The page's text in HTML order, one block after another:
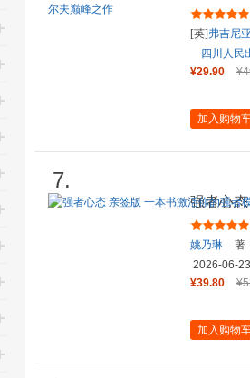
享帆布
[英]弗吉尼
四川人民
¥29.90
加入购物
7.
强者心
让你一
姚乃琳
著
2026-06-23
¥39.80
加入购物